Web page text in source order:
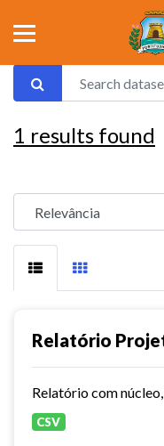
1 results found
Relatório
CSV